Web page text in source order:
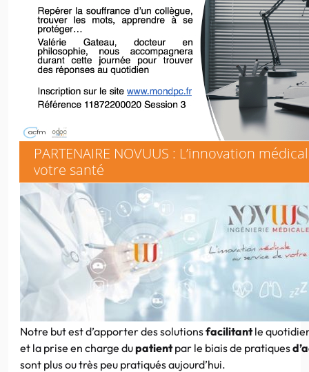
PARTENAIRE NOVUUS : L’innovation
votre santé
Notre but est d’apporter des solutionsfacilitantle
et la prise en charge dupatientpar le biais de pratiques
sont plus ou très peu pratiqués aujourd’hui.